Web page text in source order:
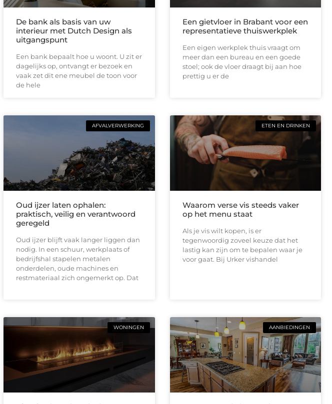
De bank als basis van uw
interieur met Dutch Design als
uitgangspunt
Een bank bepaalt hoe u woont. U zit er
dagelijks op, ontvangt er bezoek en
vaak zet dit ene meubel de toon voor
de hele
Een gietvloer in Brabant voor een
representatieve thuiswerkplek
Een eigen werkplek thuis vraagt om
meer dan een bureau en een goede
stoel; ook de vloer draagt bij aan hoe
prettig u er de
AFVALVERWERKING
Oud ijzer laten ophalen:
praktisch, veilig en verantwoord
geregeld
Oud ijzer blijft vaak langer liggen dan
nodig. In een schuur, werkplaats of
bedrijfshal stapelen metalen
onderdelen, oude machines en
restmateriaal zich ongemerkt op. Dat
ETEN EN DRINKEN
Waarom verse vis steeds vaker
op het menu staat
Als je vis wilt kopen, is er
tegenwoordig zoveel keuze dat het
lastig kan zijn om te bepalen waar je
voor gaat. Bij Urker vishandel
WONINGEN AANBIEDINGEN